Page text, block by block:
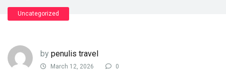
Uncategorized
by penulis travel
March 12, 2026 0